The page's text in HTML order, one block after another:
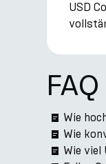
USD
Wie
Wie
Wie viel